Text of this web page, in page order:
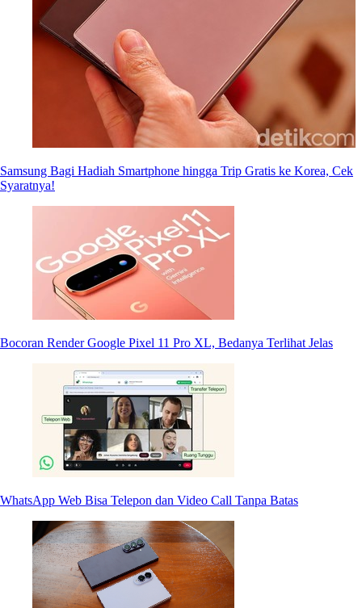
Samsung Bagi Hadiah Smartphone hingga Trip Gratis ke Korea, Cek
Syaratnya!
Bocoran Render Google Pixel 11 Pro XL, Bedanya Terlihat Jelas
WhatsApp Web Bisa Telepon dan Video Call Tanpa Batas